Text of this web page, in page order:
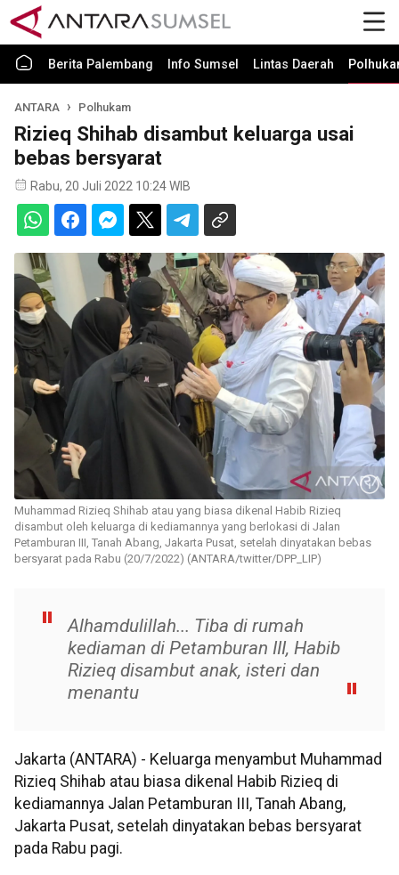
Berita Palembang Info Sumsel Lintas Daerah
ANTARA Polhukam
Rizieq Shihab disambut keluarga usai
bebas bersyarat
Rabu, 20 Juli 2022 10:24 WIB
Muhammad Rizieq Shihab atau yang biasa dikenal Habib Rizieq
disambut oleh keluarga di kediamannya yang berlokasi di Jalan
Petamburan III, Tanah Abang, Jakarta Pusat, setelah dinyatakan bebas
bersyarat pada Rabu (20/7/2022) (ANTARA/twitter/DPP_LIP)
Alhamdulillah... Tiba di rumah
kediaman di Petamburan III, Habib
Rizieq disambut anak, isteri dan
menantu
Jakarta (ANTARA) - Keluarga menyambut Muhammad
Rizieq Shihab atau biasa dikenal Habib Rizieq di
kediamannya Jalan Petamburan III, Tanah Abang,
Jakarta Pusat, setelah dinyatakan bebas bersyarat
pada Rabu pagi.